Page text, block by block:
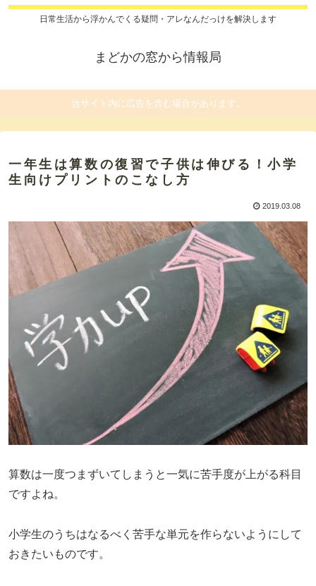
日常生活から浮かんでくる疑問・アレなんだっけを解決します
まどかの窓から情報局
当サイト内に広告を含む場合があります。
一年生は算数の復習で子供は伸びる！小学
生向けプリントのこなし方
2019.03.08
算数は一度つまずいてしまうと一気に苦手度が上がる科目
ですよね。
小学生のうちはなるべく苦手な単元を作らないようにして
おきたいものです。